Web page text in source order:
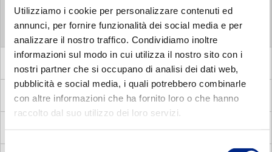
Utilizziamo i cookie per personalizzare contenuti ed
annunci, per fornire funzionalità dei social media e per
analizzare il nostro traffico. Condividiamo inoltre
informazioni sul modo in cui utilizza il nostro sito con i
nostri partner che si occupano di analisi dei dati web,
pubblicità e social media, i quali potrebbero combinarle
con altre informazioni che ha fornito loro o che hanno
raccolto dal suo utilizzo dei loro servizi.
Selezione
M 8 POLES
MA Asynchronous three phase brake motors
DP Asynchronous three phase pole changing motors
MM Asynchronous single phase motors